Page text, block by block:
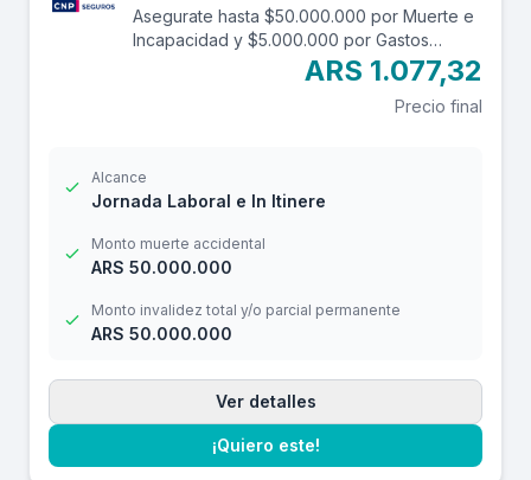
hasta 50.000.000.
Asegurate hasta $50.000.000 por Muerte e
Incapacidad y $5.000.000 por Gastos
Médicos contra accidentes mientras estás
trabajando y en el trayecto in itinere. Las
edades aceptadas son desde los 14 a los
ARS 1.077,32
Precio final
Alcance
Jornada Laboral e In Itinere
Monto muerte accidental
ARS 50.000.000
Monto invalidez total y/o parcial permanente
ARS 50.000.000
Ver detalles
¡Quiero este!